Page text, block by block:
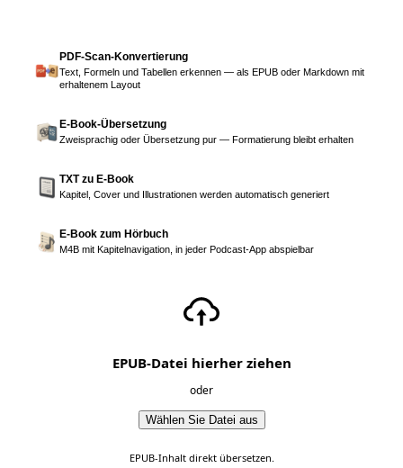
PDF-Scan-Konvertierung
Text, Formeln und Tabellen erkennen — als EPUB oder Markdown mit
erhaltenem Layout
E-Book-Übersetzung
Zweisprachig oder Übersetzung pur — Formatierung bleibt erhalten
TXT zu E-Book
Kapitel, Cover und Illustrationen werden automatisch generiert
E-Book zum Hörbuch
M4B mit Kapitelnavigation, in jeder Podcast-App abspielbar
EPUB-Datei hierher ziehen
oder
Wählen Sie Datei aus
EPUB-Inhalt direkt übersetzen.